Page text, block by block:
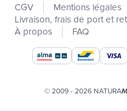
Promotions
Catalogues
Nos marques
Offres d'emploi
Certificats bio
CGV
Mentions légales
Livraison, frais de port et
À propos
FAQ
© 2009 - 2026 NATURA